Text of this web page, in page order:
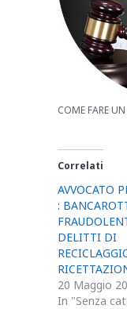
COME FARE
Correlati
AVVOCATO
:
DELITTI DI
20 Maggio
In "Senza